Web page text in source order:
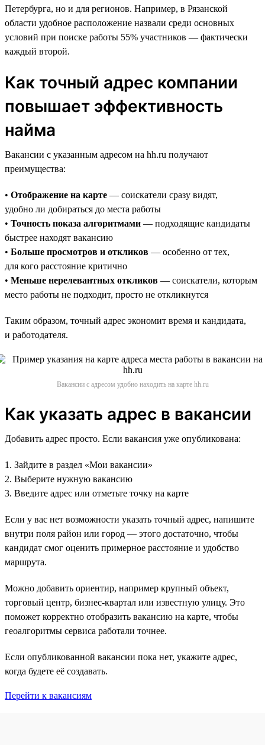
Петербурга, но и для регионов. Например, в Рязанской
области удобное расположение назвали среди основных
условий при поиске работы 55% участников — фактически
каждый второй.
Как точный адрес компании
повышает эффективность
найма
Вакансии с указанным адресом на hh.ru получают
преимущества:
• Отображение на карте — соискатели сразу видят,
удобно ли добираться до места работы
• Точность показа алгоритмами — подходящие кандидаты
быстрее находят вакансию
• Больше просмотров и откликов — особенно от тех,
для кого расстояние критично
• Меньше нерелевантных откликов — соискатели, которым
место работы не подходит, просто не откликнутся
Таким образом, точный адрес экономит время и кандидата,
и работодателя.
Вакансии с адресом удобно находить на карте hh.ru
Как указать адрес в вакансии
Добавить адрес просто. Если вакансия уже опубликована:
1. Зайдите в раздел «Мои вакансии»
2. Выберите нужную вакансию
3. Введите адрес или отметьте точку на карте
Если у вас нет возможности указать точный адрес, напишите
внутри поля район или город — этого достаточно, чтобы
кандидат смог оценить примерное расстояние и удобство
маршрута.
Можно добавить ориентир, например крупный объект,
торговый центр, бизнес-квартал или известную улицу. Это
поможет корректно отобразить вакансию на карте, чтобы
геоалгоритмы сервиса работали точнее.
Если опубликованной вакансии пока нет, укажите адрес,
когда будете её создавать.
Перейти к вакансиям